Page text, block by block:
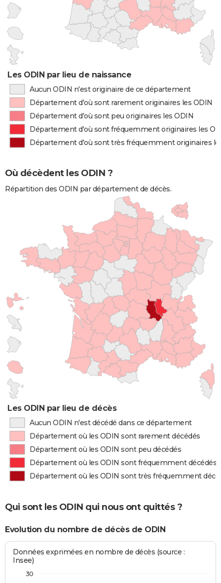
Les ODIN par lieu de naissance
Aucun ODIN n'est originaire de ce département
Département d'où sont rarement originaires les ODIN
Département d'où sont peu originaires les ODIN
Département d'où sont fréquemment originaires les
Département d'où sont très fréquemment originaires
Où décèdent les ODIN ?
Répartition des ODIN par département de décès.
Les ODIN par lieu de décès
Aucun ODIN n'est décédé dans ce département
Département où les ODIN sont rarement décédés
Département où les ODIN sont peu décédés
Département où les ODIN sont fréquemment décédés
Département où les ODIN sont très fréquemment
Qui sont les ODIN qui nous ont quittés ?
Evolution du nombre de décès de ODIN
Données exprimées en nombre de décès (source :
Insee)
30